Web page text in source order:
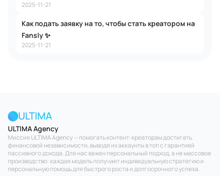
2025-11-21
Как подать заявку на то, чтобы стать креатором на
Fansly ✨
2025-11-21
ULTIMA
ULTIMA Agency
Миссия ULTIMA Agency — помогать контент-креаторам достигать
финансовой независимости, выводя их аккаунты в топ с гарантией
пассивного дохода. Для нас важен персональный подход, а не массовое
производство: каждая модель получает индивидуальную стратегию и
персональную помощь для быстрого роста и долгосрочного успеха.